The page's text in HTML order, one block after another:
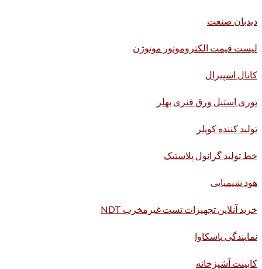
دیدبان صنعت
لیست قیمت الکتروموتور موتوژن
کانال اسپیرال
توری استیل ورق فنری بهلر
تولید کننده کوپلر
خط تولید گرانول پلاستیک
هود شیمیایی
خرید آنلاین تجهیزات تست غیرمخرب NDT
نمایندگی یاسکاوا
کابینت آشپزخانه